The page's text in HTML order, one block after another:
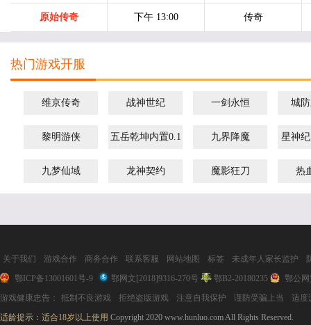
原始传奇 下午 13:00 传奇
热门游戏开服
维京传奇 战神世纪 一剑永恒 城
黎明游侠 五岳乾坤内置0.1 九界降魔 星神
九梦仙域 龙神契约 魔影狂刀 热
关于我们 游戏合作 商务合作 联系客服 网站地图 标签 未成年人家长监护
鄂ICP备13001601号-9
鄂网文[2018]9316-270号 鄂B2-20180235
鄂公网
游戏健康忠告：
抵制不良游戏 拒绝盗版游戏 注意自我保护 谨防受骗上当
适
适龄提示：适合18岁以上使用 Copyright 2020 www.hunluo.com All Rights Reserved.